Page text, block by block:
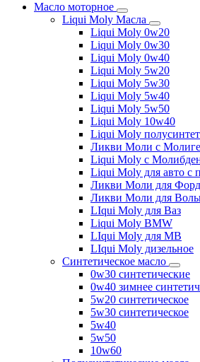
Масло моторное
Liqui Moly Масла
Liqui Moly 0w20
Liqui Moly 0w30
Liqui Moly 0w40
Liqui Moly 5w20
Liqui Moly 5w30
Liqui Moly 5w40
Liqui Moly 5w50
Liqui Moly 10w40
Liqui Moly
Ликви Моли с
Liqui Moly с
Liqui Moly для авто с
Ликви Моли для Форд
Ликви Моли для
LIqui Moly для Ваз
Liqui Moly BMW
LIqui Moly для MB
LIqui Moly дизельное
Синтетическое масло
0w30 синтетические
0w40 зимнее
5w20 синтетическое
5w30 синтетическое
5w40
5w50
10w60